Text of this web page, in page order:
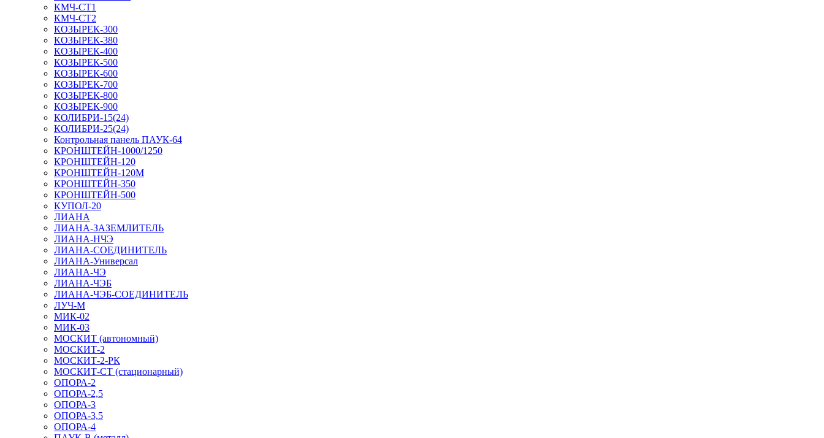
КМЧ-СТ1
КМЧ-СТ2
КОЗЫРЕК-300
КОЗЫРЕК-380
КОЗЫРЕК-400
КОЗЫРЕК-500
КОЗЫРЕК-600
КОЗЫРЕК-700
КОЗЫРЕК-800
КОЗЫРЕК-900
КОЛИБРИ-15(24)
КОЛИБРИ-25(24)
Контрольная панель ПАУК-64
КРОНШТЕЙН-1000/1250
КРОНШТЕЙН-120
КРОНШТЕЙН-120М
КРОНШТЕЙН-350
КРОНШТЕЙН-500
КУПОЛ-20
ЛИАНА
ЛИАНА-ЗАЗЕМЛИТЕЛЬ
ЛИАНА-НЧЭ
ЛИАНА-СОЕДИНИТЕЛЬ
ЛИАНА-Универсал
ЛИАНА-ЧЭ
ЛИАНА-ЧЭБ
ЛИАНА-ЧЭБ-СОЕДИНИТЕЛЬ
ЛУЧ-М
МИК-02
МИК-03
МОСКИТ (автономный)
МОСКИТ-2
МОСКИТ-2-РК
МОСКИТ-СТ (стационарный)
ОПОРА-2
ОПОРА-2,5
ОПОРА-3
ОПОРА-3,5
ОПОРА-4